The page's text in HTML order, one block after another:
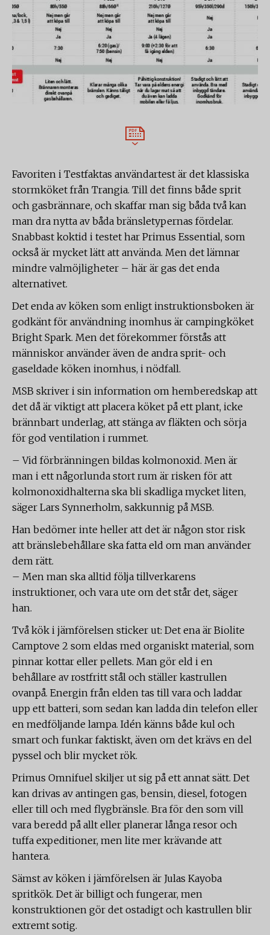
Favoriten i Testfaktas användartest är det klassiska
stormköket från Trangia. Till det finns både sprit
och gasbrännare, och skaffar man sig båda två kan
man dra nytta av båda bränsletypernas fördelar.
Snabbast koktid i testet har Primus Essential, som
också är mycket lätt att använda. Men det lämnar
mindre valmöjligheter – här är gas det enda
alternativet.
Det enda av köken som enligt instruktionsboken är
godkänt för användning inomhus är campingköket
Bright Spark. Men det förekommer förstås att
människor använder även de andra sprit- och
gaseldade köken inomhus, i nödfall.
MSB skriver i sin information om hemberedskap att
det då är viktigt att placera köket på ett plant, icke
brännbart underlag, att stänga av fläkten och sörja
för god ventilation i rummet.
– Vid förbränningen bildas kolmonoxid. Men är
man i ett någorlunda stort rum är risken för att
kolmonoxidhalterna ska bli skadliga mycket liten,
säger Lars Synnerholm, sakkunnig på MSB.
Han bedömer inte heller att det är någon stor risk
att bränslebehållare ska fatta eld om man använder
dem rätt.
– Men man ska alltid följa tillverkarens
instruktioner, och vara ute om det står det, säger
han.
Två kök i jämförelsen sticker ut: Det ena är Biolite
Camptove 2 som eldas med organiskt material, som
pinnar kottar eller pellets. Man gör eld i en
behållare av rostfritt stål och ställer kastrullen
ovanpå. Energin från elden tas till vara och laddar
upp ett batteri, som sedan kan ladda din telefon eller
en medföljande lampa. Idén känns både kul och
smart och funkar faktiskt, även om det krävs en del
pyssel och blir mycket rök.
Primus Omnifuel skiljer ut sig på ett annat sätt. Det
kan drivas av antingen gas, bensin, diesel, fotogen
eller till och med flygbränsle. Bra för den som vill
vara beredd på allt eller planerar långa resor och
tuffa expeditioner, men lite mer krävande att
hantera.
Sämst av köken i jämförelsen är Julas Kayoba
spritkök. Det är billigt och fungerar, men
konstruktionen gör det ostadigt och kastrullen blir
extremt sotig.